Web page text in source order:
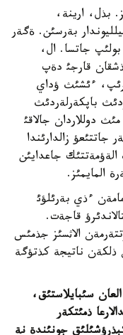
بذل، ارينة،
بةرسئن. ةگةر
جاتسا. ال،
قارجئ دةپ
ءئشئث ؤداي
باپكةرلةردئث
جاعدايئن كوتةرمةسكة؟ ولارعا 2 مئث 5 مئث دوللاردان جالاقئ
زالدارئندا
الةؤمةتتئك جاعدايئن
المايمئز.
ءذي بةرئلؤئ
قاجةت.
الاثسئز جذمئس
ناتيجة كذتؤگة
سئبايلاستئق،
ذمئتكةر